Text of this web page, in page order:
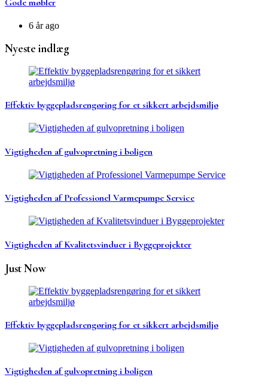
Gode møbler
6 år ago
Nyeste indlæg
Effektiv byggepladsrengøring for et sikkert arbejdsmiljø
Vigtigheden af gulvopretning i boligen
Vigtigheden af Professionel Varmepumpe Service
Vigtigheden af Kvalitetsvinduer i Byggeprojekter
Just Now
Effektiv byggepladsrengøring for et sikkert arbejdsmiljø
Vigtigheden af gulvopretning i boligen